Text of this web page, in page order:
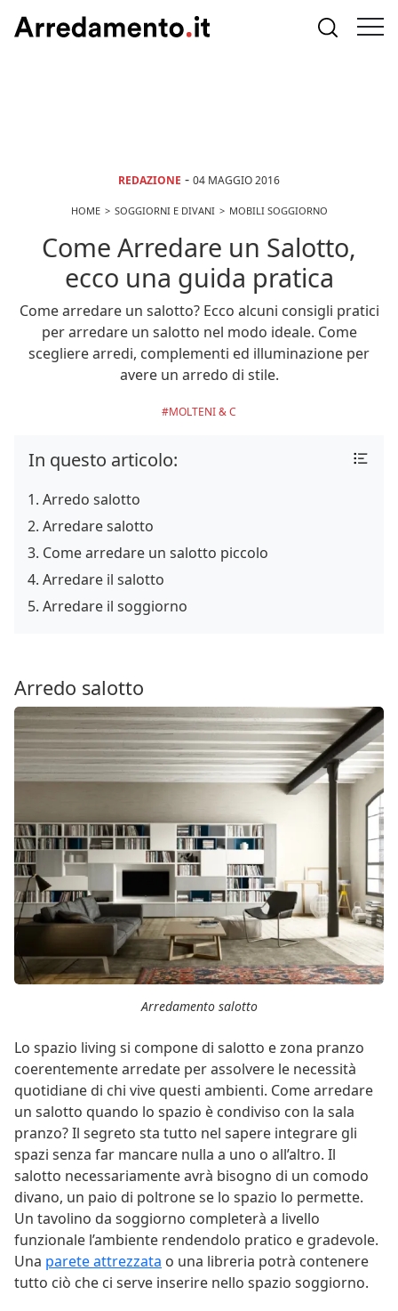
REDAZIONE - 04 MAGGIO 2016
HOME SOGGIORNI E DIVANI MOBILI SOGGIORNO
Come Arredare un Salotto,
ecco una guida pratica
Come arredare un salotto? Ecco alcuni consigli pratici
per arredare un salotto nel modo ideale. Come
scegliere arredi, complementi ed illuminazione per
avere un arredo di stile.
MOLTENI & C
In questo articolo:
Arredo salotto
Arredare salotto
Come arredare un salotto piccolo
Arredare il salotto
Arredare il soggiorno
Arredo salotto
Arredamento salotto
Lo spazio living si compone di salotto e zona pranzo
coerentemente arredate per assolvere le necessità
quotidiane di chi vive questi ambienti. Come arredare
un salotto quando lo spazio è condiviso con la sala
pranzo? Il segreto sta tutto nel sapere integrare gli
spazi senza far mancare nulla a uno o all’altro. Il
salotto necessariamente avrà bisogno di un comodo
divano, un paio di poltrone se lo spazio lo permette.
Un tavolino da soggiorno completerà a livello
funzionale l’ambiente rendendolo pratico e gradevole.
Una parete attrezzata o una libreria potrà contenere
tutto ciò che ci serve inserire nello spazio soggiorno.